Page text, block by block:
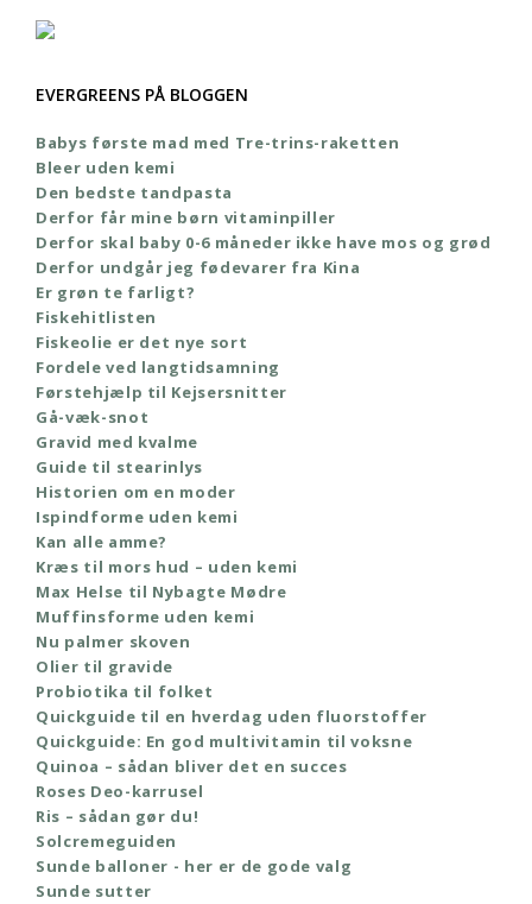
EVERGREENS PÅ BLOGGEN
Babys første mad med Tre-trins-raketten
Bleer uden kemi
Den bedste tandpasta
Derfor får mine børn vitaminpiller
Derfor skal baby 0-6 måneder ikke have mos og grød
Derfor undgår jeg fødevarer fra Kina
Er grøn te farligt?
Fiskehitlisten
Fiskeolie er det nye sort
Fordele ved langtidsamning
Førstehjælp til Kejsersnitter
Gå-væk-snot
Gravid med kvalme
Guide til stearinlys
Historien om en moder
Ispindforme uden kemi
Kan alle amme?
Kræs til mors hud – uden kemi
Max Helse til Nybagte Mødre
Muffinsforme uden kemi
Nu palmer skoven
Olier til gravide
Probiotika til folket
Quickguide til en hverdag uden fluorstoffer
Quickguide: En god multivitamin til voksne
Quinoa – sådan bliver det en succes
Roses Deo-karrusel
Ris – sådan gør du!
Solcremeguiden
Sunde balloner - her er de gode valg
Sunde sutter